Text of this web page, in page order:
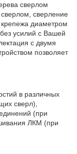
сверлом
сверление
крепежа диаметром
усилий с Вашей
с двумя
позволяет
в различных
сверл),
(при
ЛКМ (при